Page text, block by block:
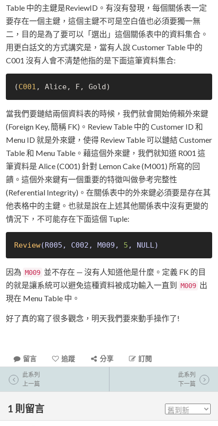
Table 中的主鍵是ReviewID。有沒有發現，每個關係表一定
要存在一個主鍵，這個主鍵不可是空白值也必須要獨一無
二，目的是為了要可以「選出」這個關係表中的資料集合。
用更白話文的方式講究是，當有人說 Customer Table 中的
C001 沒有人會不清楚他指的是下面這筆資料集合:
(C001
當我們要鏈結兩個資料表的時候，我們就會開始倚賴外來鍵
(Foreign Key, 簡稱 FK)。Review Table 中的 Customer ID 和
Menu ID 就是外來鍵，使得 Review Table 可以鏈結 Customer
Table 和 Menu Table。藉這個外來鍵，我們就知道 R001 這
筆資料是 Alice (C001) 針對 Lemon Cake (M001) 所寫的回
饋。這個外來鍵有一個重要的特徵叫做參考完整性
(Referential Integrity)。在關係表中的外來鍵必須要是存在其
他表格中的主鍵。也就是說在上述其他關係表中沒有更變的
情況下，不可能存在下面這個 Tuple:
Review(R005, C002, M009, 5 , NULL)
因為 M009 並不存在 — 沒有人知道他是什麼。定義 FK 的目
的就是讓系統可以避免這種資料被成功輸入一直到
M009 出
現在 Menu Table 中。
好了真的寫了很多觀念，明天我們要來動手操作了!
留言 追蹤 分享 訂閱
此系列
上一篇
此系列
下一篇
1 則留言